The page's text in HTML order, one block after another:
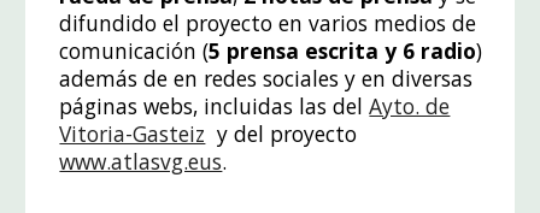
difundido el proyecto en varios medios de
comunicación (5 prensa escrita y 6 radio)
además de en redes sociales y en diversas
páginas webs, incluidas las delAyto. de
Vitoria-Gasteiz y del proyecto
www.atlasvg.eus.